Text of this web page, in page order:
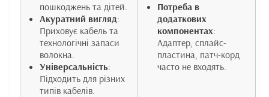
пошкоджень та дітей.
Акуратний вигляд:
Приховує кабель та
технологічні запаси
волокна.
Універсальність:
Підходить для різних
типів кабелів.
Потреба в
додаткових
компонентах:
Адаптер, сплайс-
пластина, патч-корд
часто не входять.